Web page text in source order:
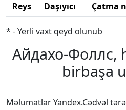
Reys Daşıyıcı Çatma
* - Yerli vaxt qeyd olunub
Айдахо-Фоллс,
birbaşa
Məlumatlar Yandex.Cədvəl